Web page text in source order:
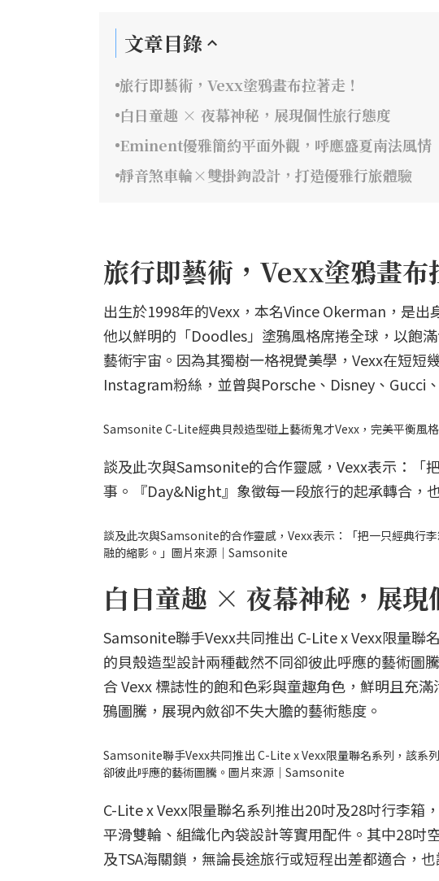
文章目錄
旅行即藝術，Vexx塗鴉畫布拉著走！
白日童趣 × 夜幕神秘，展現個性旅行態度
Eminent優雅簡約平面外觀，呼應盛夏南法風情
靜音煞車輪×雙掛鉤設計，打造優雅行旅體驗
旅行即藝術，Vexx塗鴉畫布
出生於1998年的Vexx，本名Vince Okerman，是
他以鮮明的「Doodles」塗鴉風格席捲全球，以飽
藝術宇宙。因為其獨樹一格視覺美學，Vexx在短
Instagram粉絲，並曾與Porsche、Disney、Gucci
Samsonite C-Lite經典貝殼造型碰上藝術鬼才Vexx，完美平衡風
談及此次與Samsonite的合作靈感，Vexx表示：「
事。『Day&Night』象徵每一段旅行的起承轉合，
談及此次與Samsonite的合作靈感，Vexx表示：「把一只經典行
融的縮影。」圖片來源｜Samsonite
白日童趣 × 夜幕神秘，展現
Samsonite聯手Vexx共同推出 C-Lite x Vexx限量聯
的貝殼造型設計兩種截然不同卻彼此呼應的藝術
合 Vexx 標誌性的飽和色彩與童趣角色，鮮明且充
鴉圖騰，展現內斂卻不失大膽的藝術態度。
Samsonite聯手Vexx共同推出 C-Lite x Vexx限量聯名系列，該系
卻彼此呼應的藝術圖騰。圖片來源｜Samsonite
C-Lite x Vexx限量聯名系列推出20吋及28吋行李箱
平滑雙輪、組織化內袋設計等實用配件。其中28吋
及TSA海關鎖，無論長途旅行或短程出差都適合，